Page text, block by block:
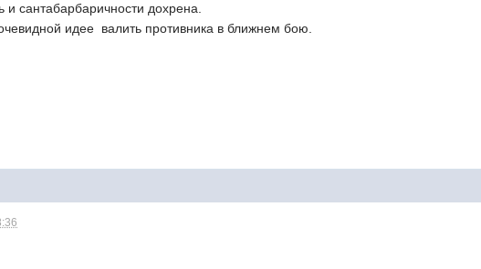
и сантабарбаричности дохрена.
идее  валить противника в ближнем бою.